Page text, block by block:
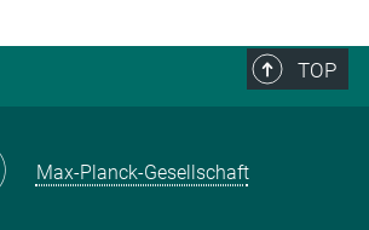
sureau@...
TOP
Max-Planck-Gesellschaft